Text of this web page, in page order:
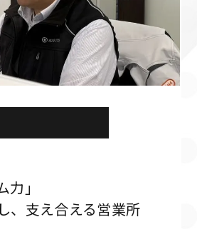
」
、支え合える営業所